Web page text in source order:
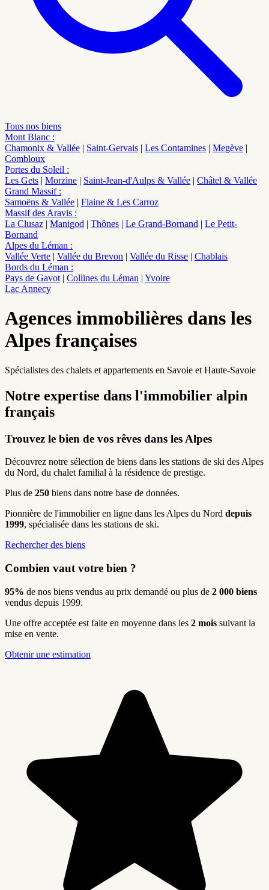
Tous nos biens
Mont Blanc :
Chamonix & Vallée | Saint-Gervais | Les Contamines | Megève |
Combloux
Portes du Soleil :
Les Gets | Morzine | Saint-Jean-d'Aulps & Vallée | Châtel & Vallée
Grand Massif:
Samoëns & Vallée | Flaine & Les Carroz
Massif des Aravis :
La Clusaz | Manigod | Thônes | Le Grand-Bornand | Le Petit-
Bornand
Alpes du Léman :
Vallée Verte | Vallée du Brevon | Vallée du Risse | Chablais
Bords du Léman :
Pays de Gavot | Collines du Léman | Yvoire
Lac Annecy
Agences immobilières dans les
Alpes françaises
Spécialistes des chalets et appartements en Savoie et Haute-Savoie
Notre expertise dans l'immobilier alpin
français
Trouvez le bien de vos rêves dans les Alpes
Découvrez notre sélection de biens dans les stations de ski des Alpes
du Nord, du chalet familial à la résidence de prestige.
Plus de 250 biens dans notre base de données.
Pionnière de l'immobilier en ligne dans les Alpes du Nord depuis
1999, spécialisée dans les stations de ski.
Rechercher des biens
Combien vaut votre bien ?
95% de nos biens vendus au prix demandé ou plus de 2 000 biens
vendus depuis 1999.
Une offre acceptée est faite en moyenne dans les 2 mois suivant la
mise en vente.
Obtenir une estimation